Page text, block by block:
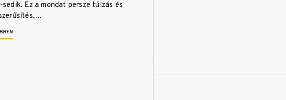
sedik. Ez a mondat persze túlzás és